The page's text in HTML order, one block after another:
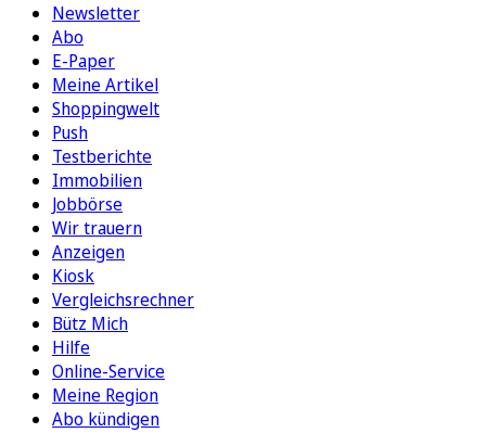
Newsletter
Abo
E-Paper
Meine Artikel
Shoppingwelt
Push
Testberichte
Immobilien
Jobbörse
Wir trauern
Anzeigen
Kiosk
Vergleichsrechner
Bütz Mich
Hilfe
Online-Service
Meine Region
Abo kündigen